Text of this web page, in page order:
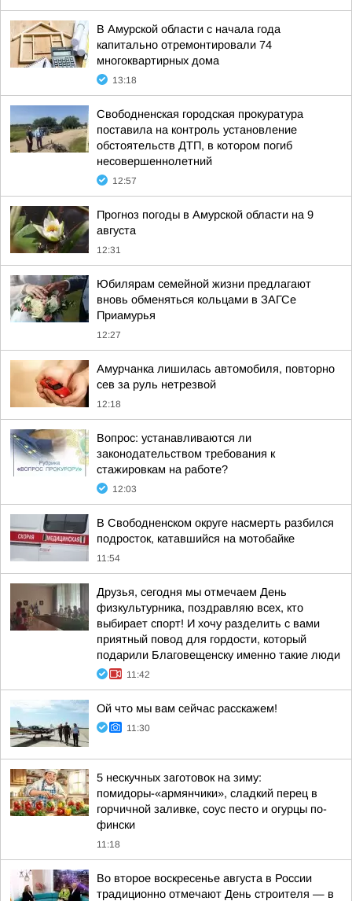
В Амурской области с начала года
капитально отремонтировали 74
многоквартирных дома
13:18
Свободненская городская прокуратура
поставила на контроль установление
обстоятельств ДТП, в котором погиб
несовершеннолетний
12:57
Прогноз погоды в Амурской области на 9
августа
12:31
Юбилярам семейной жизни предлагают
вновь обменяться кольцами в ЗАГСе
Приамурья
12:27
Амурчанка лишилась автомобиля, повторно
сев за руль нетрезвой
12:18
Вопрос: устанавливаются ли
законодательством требования к
стажировкам на работе?
12:03
В Свободненском округе насмерть разбился
подросток, катавшийся на мотобайке
11:54
Друзья, сегодня мы отмечаем День
физкультурника, поздравляю всех, кто
выбирает спорт! И хочу разделить с вами
приятный повод для гордости, который
подарили Благовещенску именно такие люди
11:42
Ой что мы вам сейчас расскажем!
11:30
5 нескучных заготовок на зиму:
помидоры-«армянчики», сладкий перец в
горчичной заливке, соус песто и огурцы по-
фински
11:18
Во второе воскресенье августа в России
традиционно отмечают День строителя — в